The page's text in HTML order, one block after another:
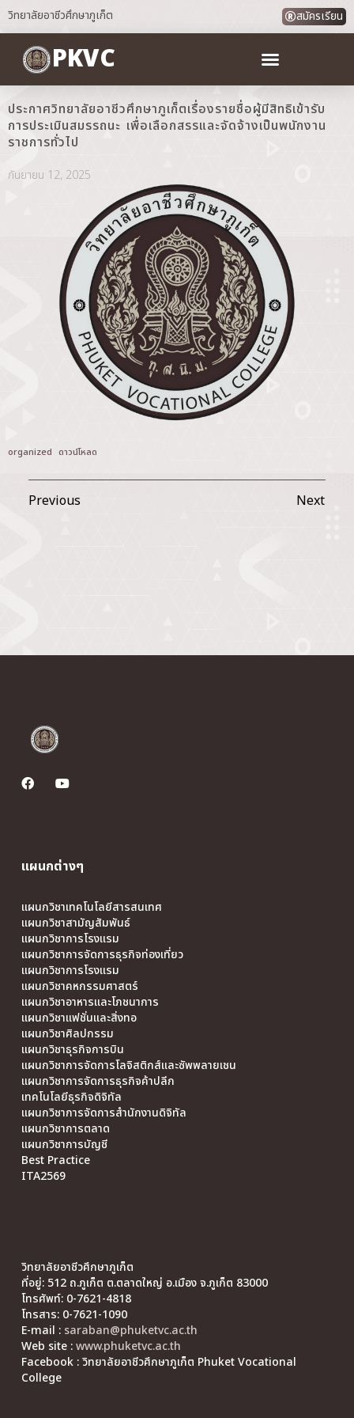
วิทยาลัยอาชีวศึกษาภูเก็ต สมัครเรียน
PKVC
ประกาศวิทยาลัยอาชีวศึกษาภูเก็ตเรื่องรายชื่อผู้มีสิทธิเข้ารับ
การประเมินสมรรถนะ เพื่อเลือกสรรและจัดจ้างเป็นพนักงาน
ราชการทั่วไป
กันยายน 12, 2025
organized ดาวน์โหลด
Previous Next
แผนกต่างๆ
แผนกวิชาเทคโนโลยีสารสนเทศ
แผนกวิชาสามัญสัมพันธ์
แผนกวิชาการโรงแรม
แผนกวิชาการจัดการธุรกิจท่องเที่ยว
แผนกวิชาการโรงแรม
แผนกวิชาคหกรรมศาสตร์
แผนกวิชาอาหารและโภชนาการ
แผนกวิชาแฟชั่นและสิ่งทอ
แผนกวิชาศิลปกรรม
แผนกวิชาธุรกิจการบิน
แผนกวิชาการจัดการโลจิสติกส์และซัพพลายเชน
แผนกวิชาการจัดการธุรกิจค้าปลีก
เทคโนโลยีธุรกิจดิจิทัล
แผนกวิชาการจัดการสำนักงานดิจิทัล
แผนกวิชาการตลาด
แผนกวิชาการบัญชี
Best Practice
ITA2569
วิทยาลัยอาชีวศึกษาภูเก็ต
ที่อยู่: 512 ถ.ภูเก็ต ต.ตลาดใหญ่ อ.เมือง จ.ภูเก็ต 83000
โทรศัพท์: 0-7621-4818
โทรสาร: 0-7621-1090
E-mail : saraban@phuketvc.ac.th
Web site :www.phuketvc.ac.th
Facebook : วิทยาลัยอาชีวศึกษาภูเก็ต Phuket Vocational
College